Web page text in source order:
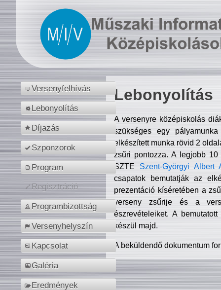
Versenyfelhívás
Lebonyolítás
Díjazás
Szponzorok
Program
Regisztráció
Programbizottság
Versenyhelyszín
Kapcsolat
Galéria
Eredmények
Lebonyolítás
A versenyre középiskolás
szükséges egy
elkészített munka rövid 2
zsűri pontozza. A legjobb
SZTE Szent-Györgyi Albert
csapatok bemutatják az
prezentáció kíséretében a
verseny zsűrije és a
észrevételeiket. A
készül majd.
A beküldendő dokumentum